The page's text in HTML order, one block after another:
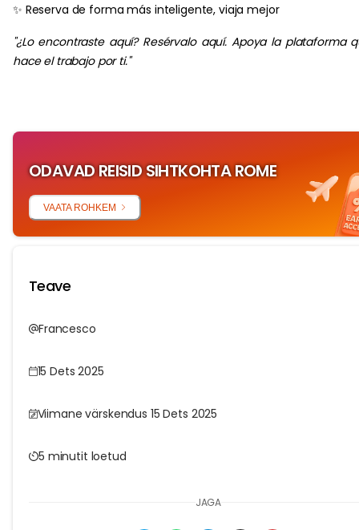
✨ Reserva de forma más inteligente, viaja mejor
"¿Lo encontraste aquí? Resérvalo aquí. Apoya la plataforma
hace el trabajo por ti."
ODAVAD REISID SIHTKOHTA ROME
VAATA ROHKEM
Teave
Francesco
15 Dets 2025
Viimane värskendus 15 Dets 2025
5 minutit loetud
JAGA